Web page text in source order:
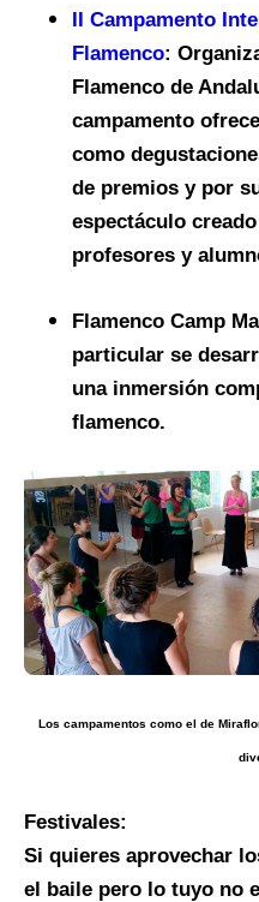
II Campamento
Flamenco:
Flamenco de
campamento
como
de premios y por
espectáculo
profesores y
Flamenco Camp
particular se
una inmersión
flamenco.
Los campamentos como el de
Festivales:
Si quieres aprovechar
el baile pero lo tuyo no